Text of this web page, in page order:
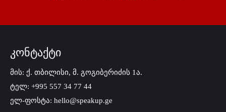
კონტაქტი
მის: ქ. თბილისი, მ. გოგიბერიძის 1ა.
ტელ: +995 557 34 77 44
ელ-ფოსტა: hello@speakup.ge